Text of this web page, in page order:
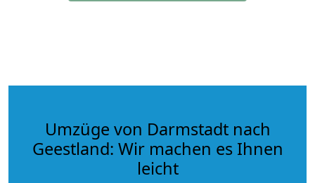
Umzüge von Darmstadt nach
Geestland: Wir machen es Ihnen
leicht